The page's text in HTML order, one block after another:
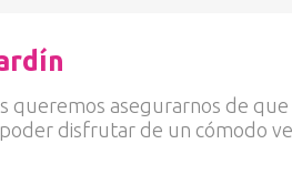
queremos asegurarnos de
disfrutar de un cómodo